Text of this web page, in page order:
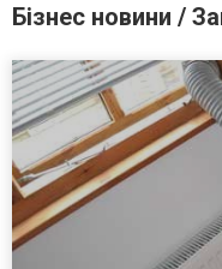
Бізнес новини /